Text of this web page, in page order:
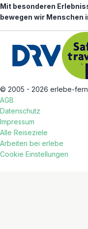
Mit besonderen
bewegen wir Menschen
© 2005 - 2026 erlebe-
AGB
Datenschutz
Impressum
Alle Reiseziele
Arbeiten bei erlebe
Cookie Einstellungen